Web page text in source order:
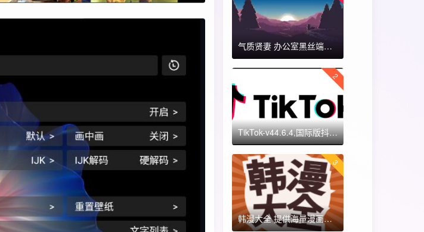
气质贤妻 办公室黑丝端木蓉 国漫女神 ​​​
2
TikTok-v44.6.4,国际版抖音海外畅享,免拔卡体验!附保姆级详细使用指南
3
韩漫大全 提供海量漫画资源